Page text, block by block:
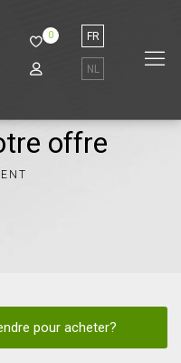
0 FR
NL
offre
pour acheter?